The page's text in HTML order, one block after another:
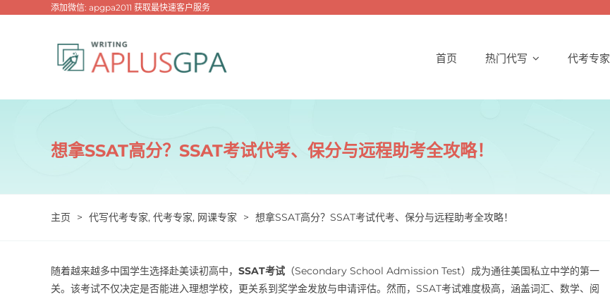
添加微信: apgpa2011 获取最快速客户服务
首页 热门代写 代考专家
想拿SSAT高分？SSAT考试代考、保分与远程助考全攻略！
主页 > 代写代考专家, 代考专家, 网课专家 > 想拿SSAT高分？SSAT考试代考、保分与远程助考全攻略！
随着越来越多中国学生选择赴美读初高中， SSAT考试（Secondary School Admission Test）成为通往美国私立中学的第一
关。该考试不仅决定是否能进入理想学校，更关系到奖学金发放与申请评估。然而，SSAT考试难度极高，涵盖词汇、数学、阅